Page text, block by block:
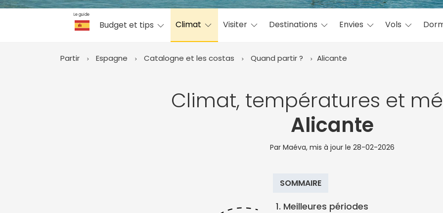
Le guide
Budget et tips Climat Visiter Destinations Envies Vols
Partir Espagne Catalogne et les costas Quand partir ? Alicante
Climat, températures et
Alicante
Par Maéva, mis à jour le 28-02-2026
SOMMAIRE
1. Meilleures périodes